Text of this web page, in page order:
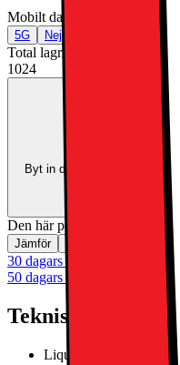
Mobilt datanätverk
5G Nej
Total lagringskapacitet (GB)
1024
Byt in din enhet och använd
Den här produkten är inte
Jämför Spara
30 dagars öppet köp
50 dagars öppet köp för
Teknisk
Liquid Retina-skärm